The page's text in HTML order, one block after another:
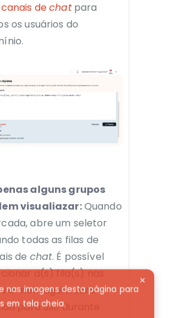
canais dechat para
os usuários do
alguns grupos
visualiazar:Quando
abre um seletor
todas as filas de
de chat. É possível
a(s) fila(s) nas
a mensagem será
para uso durante
×
nas imagens desta página para
em tela cheia.